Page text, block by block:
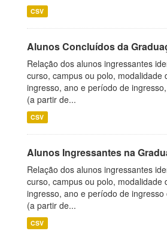
CSV
Alunos Concluídos da
Relação dos alunos ingressantes
curso, campus ou polo, modalidade
ingresso, ano e período de
(a partir de...
CSV
Alunos Ingressantes na
Relação dos alunos ingressantes
curso, campus ou polo, modalidade
ingresso, ano e período de ingresso
(a partir de...
CSV